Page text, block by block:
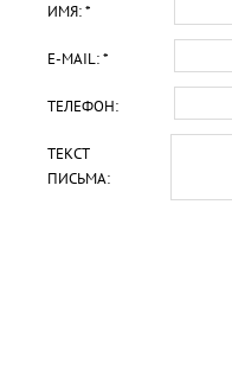
ИМЯ: *
E-MAIL: *
ТЕЛЕФОН:
ТЕКСТ
ПИСЬМА: